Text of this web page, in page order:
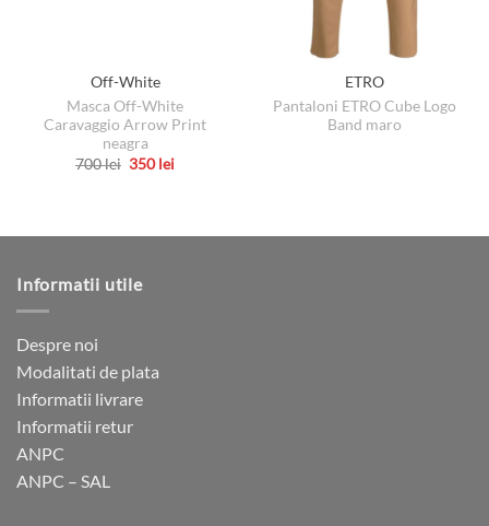
Off-White
Masca Off-White
Caravaggio Arrow Print
neagra
700lei Prețul
350leiPrețul
variații.
fi
alese
în
pagina
ETRO
Pantaloni ETRO Cube Logo
Band maro
Informatii utile
Despre noi
Modalitati de plata
Informatii livrare
Informatii retur
ANPC
ANPC – SAL